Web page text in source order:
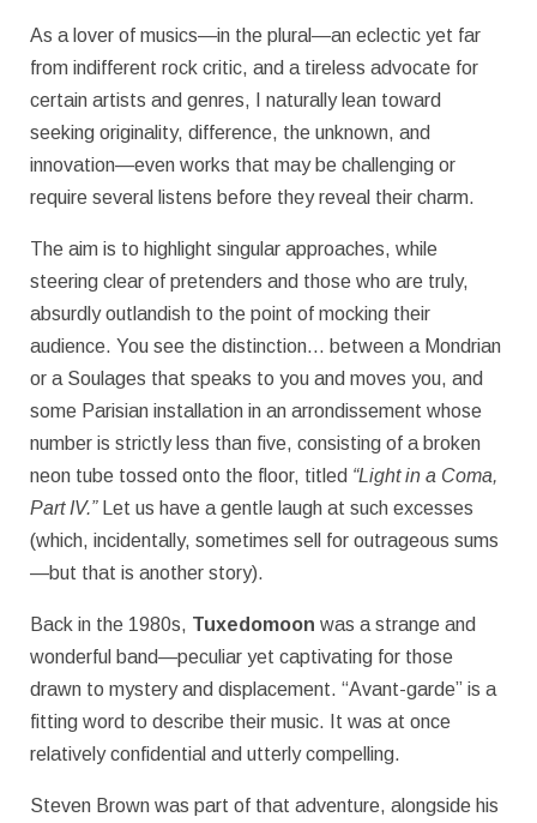
As a lover of musics—in the plural—an eclectic yet far
from indifferent rock critic, and a tireless advocate for
certain artists and genres, I naturally lean toward
seeking originality, difference, the unknown, and
innovation—even works that may be challenging or
require several listens before they reveal their charm.
The aim is to highlight singular approaches, while
steering clear of pretenders and those who are truly,
absurdly outlandish to the point of mocking their
audience. You see the distinction… between a Mondrian
or a Soulages that speaks to you and moves you, and
some Parisian installation in an arrondissement whose
number is strictly less than five, consisting of a broken
neon tube tossed onto the floor, titled “Light in a Coma,
Part IV.”Let us have a gentle laugh at such excesses
(which, incidentally, sometimes sell for outrageous sums
—but that is another story).
Back in the 1980s, Tuxedomoon was a strange and
wonderful band—peculiar yet captivating for those
drawn to mystery and displacement. “Avant-garde” is a
fitting word to describe their music. It was at once
relatively confidential and utterly compelling.
Steven Brown was part of that adventure, alongside his